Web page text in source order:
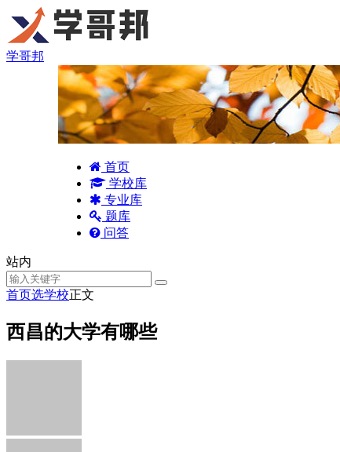
学哥邦
首页
学校库
专业库
题库
问答
站内
首页选学校正文
西昌的大学有哪些